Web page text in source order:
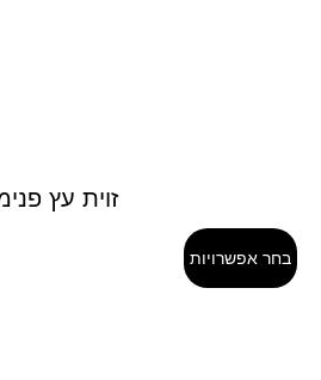
זוית עץ פנימי
בחר אפשרויות